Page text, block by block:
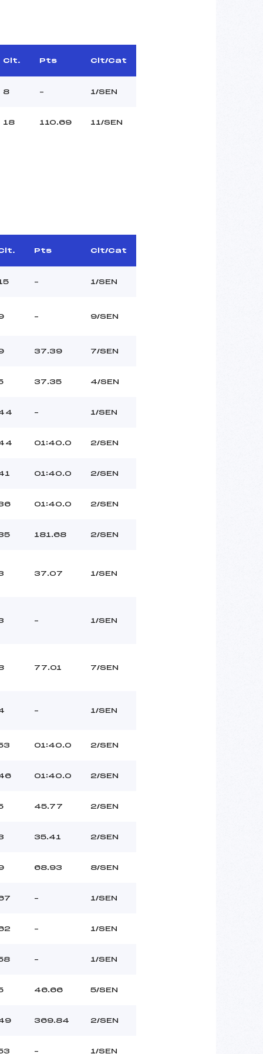
Clt. Pts Clt/Cat
8 – 1/SEN
18 110.69 11/SEN
Pts Clt/Cat
– 1/SEN
– 9/SEN
37.39 7/SEN
37.35 4/SEN
– 1/SEN
01:40.0 2/SEN
01:40.0 2/SEN
01:40.0 2/SEN
181.68 2/SEN
37.07 1/SEN
– 1/SEN
77.01 7/SEN
– 1/SEN
01:40.0 2/SEN
01:40.0 2/SEN
45.77 2/SEN
35.41 2/SEN
68.93 8/SEN
– 1/SEN
– 1/SEN
– 1/SEN
46.66 5/SEN
369.84 2/SEN
– 1/SEN